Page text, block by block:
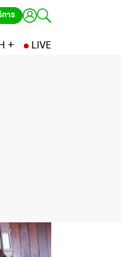
าร
+ LIVE